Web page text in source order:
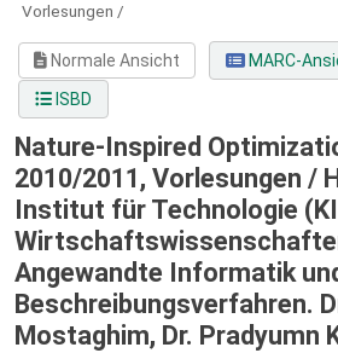
Vorlesungen /
Normale Ansicht
MARC-
ISBD
Nature-Inspired
2010/2011, Vorlesungen /
Institut für Technologie
Angewandte Informatik
Beschreibungsverfahren.
Mostaghim, Dr. Pradyumn